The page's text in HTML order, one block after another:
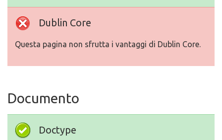
Dublin Core
Questa pagina non sfrutta i vantaggi di Dublin Core.
Documento
Doctype